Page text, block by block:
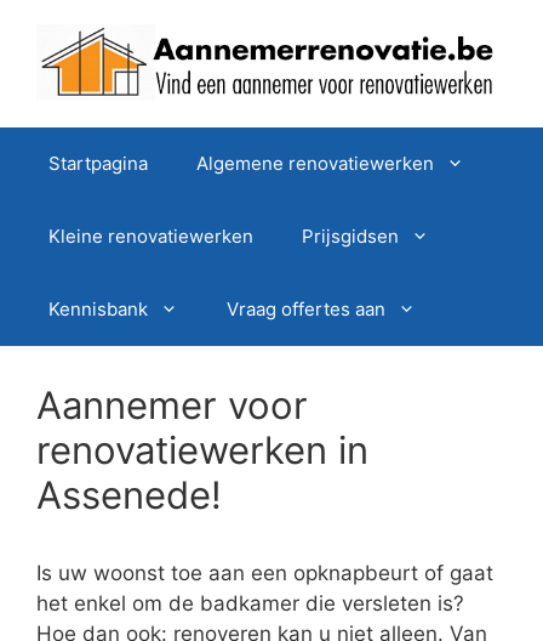
Startpagina Algemene renovatiewerken
Kleine renovatiewerken Prijsgidsen
Kennisbank Vraag offertes aan
Aannemer voor
renovatiewerken in
Assenede!
Is uw woonst toe aan een opknapbeurt of gaat
het enkel om de badkamer die versleten is?
Hoe dan ook: renoveren kan u niet alleen. Van